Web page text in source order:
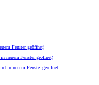
Fenster geöffnet)
neuem Fenster geöffnet)
in neuem Fenster geöffnet)